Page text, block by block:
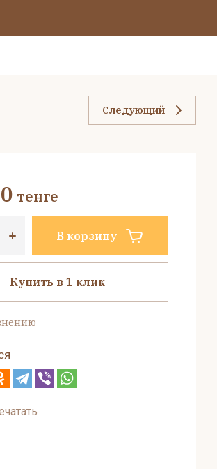
Следующий
тенге
В корзину
Купить в 1 клик